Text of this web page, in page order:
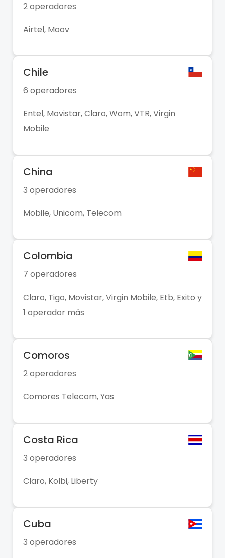
2 operadores
Airtel, Moov
Chile
6 operadores
Entel, Movistar, Claro, Wom, VTR, Virgin
Mobile
China
3 operadores
Mobile, Unicom, Telecom
Colombia
7 operadores
Claro, Tigo, Movistar, Virgin Mobile, Etb, Exito y
1 operador más
Comoros
2 operadores
Comores Telecom, Yas
Costa Rica
3 operadores
Claro, Kolbi, Liberty
Cuba
3 operadores